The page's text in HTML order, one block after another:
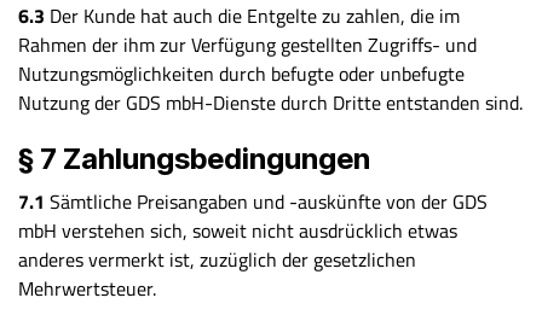
6.3 Der Kunde hat auch die Entgelte zu zahlen, die im
Rahmen der ihm zur Verfügung gestellten Zugriffs- und
Nutzungsmöglichkeiten durch befugte oder unbefugte
Nutzung der GDS mbH-Dienste durch Dritte entstanden sind.
§ 7 Zahlungsbedingungen
7.1 Sämtliche Preisangaben und -auskünfte von der GDS
mbH verstehen sich, soweit nicht ausdrücklich etwas
anderes vermerkt ist, zuzüglich der gesetzlichen
Mehrwertsteuer.